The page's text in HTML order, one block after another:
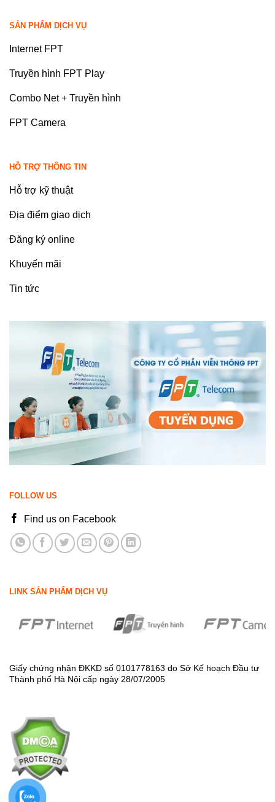
SẢN PHẨM DỊCH VỤ
Internet FPT
Truyền hình FPT Play
Combo Net + Truyền hình
FPT Camera
HỖ TRỢ THÔNG TIN
Hỗ trợ kỹ thuật
Địa điểm giao dịch
Đăng ký online
Khuyến mãi
Tin tức
FOLLOW US
Find us on Facebook
LINK SẢN PHẨM DỊCH VỤ
Giấy chứng nhận ĐKKD số 0101778163 do Sở Kế hoạch Đầu tư
Thành phố Hà Nội cấp ngày 28/07/2005